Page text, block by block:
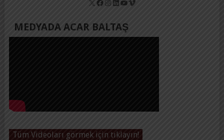
X Facebook
Instagram
LinkedIn
YouTube
Vimeo
MEDYADA ACAR BALTAŞ
Tüm Videoları görmek için tıklayın!